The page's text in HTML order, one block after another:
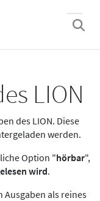
LION
des LION. Diese
werden.
Option "hörbar",
wird.
Ausgaben als reines